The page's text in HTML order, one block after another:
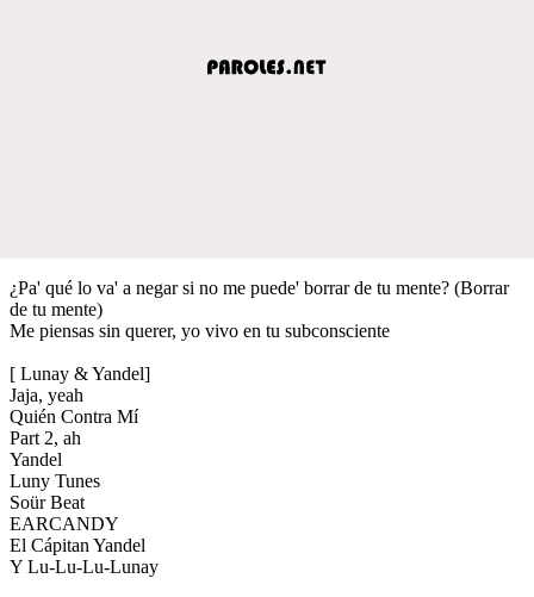
¿Pa' qué lo va' a negar si no me puede' borrar de tu mente? (Borrar
de tu mente)
Me piensas sin querer, yo vivo en tu subconsciente
[ Lunay & Yandel]
Jaja, yeah
Quién Contra Mí
Part 2, ah
Yandel
Luny Tunes
Soür Beat
EARCANDY
El Cápitan Yandel
Y Lu-Lu-Lu-Lunay